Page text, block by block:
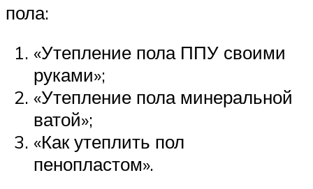
пола:
«Утепление пола ППУ своими
руками»;
«Утепление пола минеральной
ватой»;
«Как утеплить пол
пенопластом».